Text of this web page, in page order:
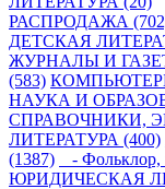
РАСПРОДАЖА
ДЕТСКАЯ
ЖУРНАЛЫ И
(583)
НАУКА И
СПРАВОЧНИКИ,
ЛИТЕРАТУРА (400)
(1387)
- Фольклор,
ЮРИДИЧЕСКАЯ